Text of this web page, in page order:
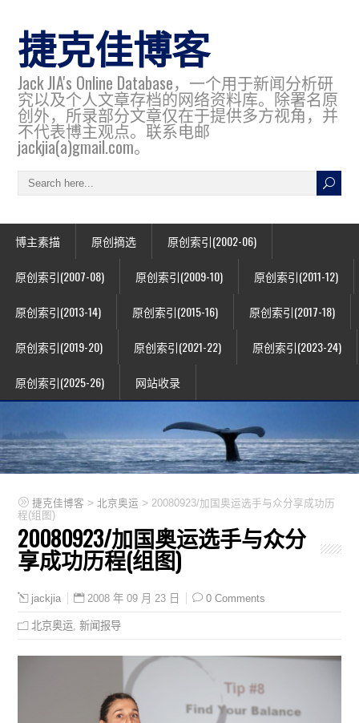
捷克佳博客
Jack JIA's Online Database，一个用于新闻分析研
究以及个人文章存档的网络资料库。除署名原
创外，所录部分文章仅在于提供多方视角，并
不代表博主观点。联系电邮
jackjia(a)gmail.com。
博主素描 原创摘选 原创索引(2002-06)
原创索引(2007-08) 原创索引(2009-10) 原创索引(2011-12)
原创索引(2013-14) 原创索引(2015-16) 原创索引(2017-18)
原创索引(2019-20) 原创索引(2021-22) 原创索引(2023-24)
原创索引(2025-26) 网站收录
捷克佳博客 > 北京奥运 > 20080923/加国奥运选手与众分享成功历
程(组图)
20080923/加国奥运选手与众分
享成功历程(组图)
jackjia 2008 年 09 月 23 日 0 Comments
北京奥运 ,新闻报导